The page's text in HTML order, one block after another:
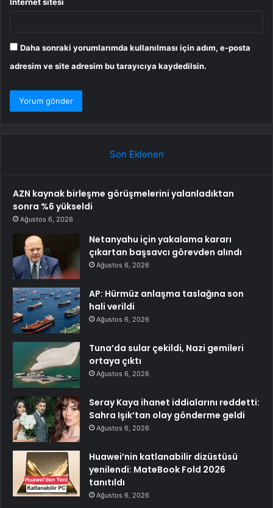
Daha sonraki yorumlarımda kullanılması için adım, e-posta
adresim ve site adresim bu tarayıcıya kaydedilsin.
Son Eklenen
AZN kaynak birleşme görüşmelerini yalanladıktan
sonra %6 yükseldi
Ağustos 6, 2026
Netanyahu için yakalama kararı
çıkartan başsavcı görevden alındı
Ağustos 6, 2026
AP: Hürmüz anlaşma taslağına son
hali verildi
Ağustos 6, 2026
Tuna’da sular çekildi, Nazi gemileri
ortaya çıktı
Ağustos 6, 2026
Seray Kaya ihanet iddialarını reddetti:
Sahra Işık’tan olay gönderme geldi
Ağustos 6, 2026
Huawei’nin katlanabilir dizüstüsü
yenilendi: MateBook Fold 2026
tanıtıldı
Ağustos 6, 2026